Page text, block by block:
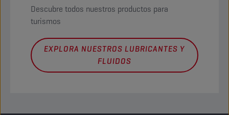
Descubre todos nuestros productos para
turismos
EXPLORA NUESTROS LUBRICANTES Y
FLUIDOS